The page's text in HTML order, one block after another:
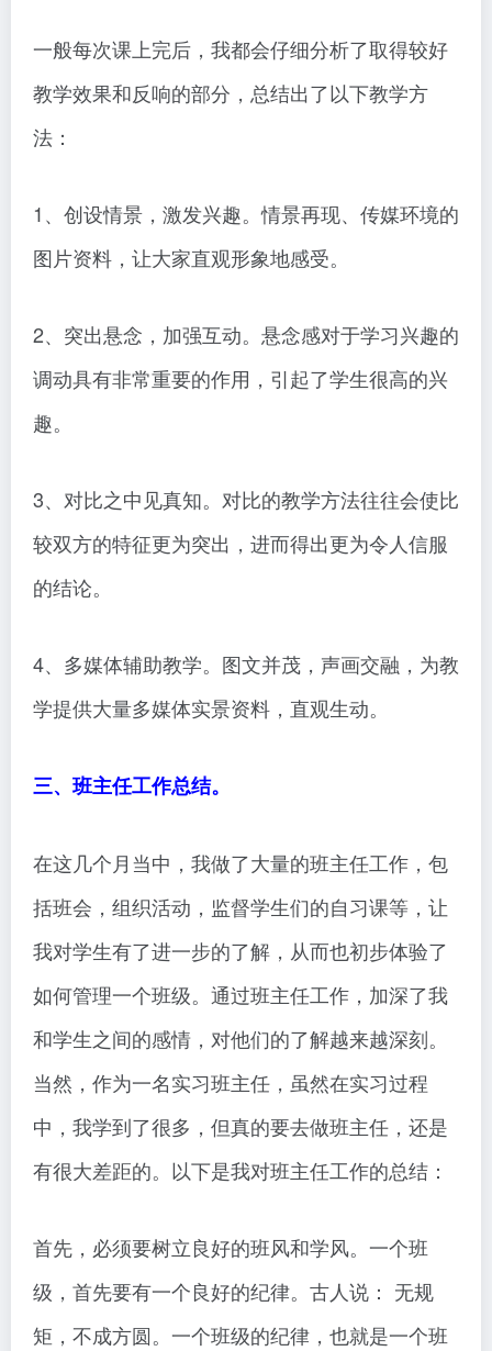
一般每次课上完后，我都会仔细分析了取得较好
教学效果和反响的部分，总结出了以下教学方
法：
1、创设情景，激发兴趣。情景再现、传媒环境的
图片资料，让大家直观形象地感受。
2、突出悬念，加强互动。悬念感对于学习兴趣的
调动具有非常重要的作用，引起了学生很高的兴
趣。
3、对比之中见真知。对比的教学方法往往会使比
较双方的特征更为突出，进而得出更为令人信服
的结论。
4、多媒体辅助教学。图文并茂，声画交融，为教
学提供大量多媒体实景资料，直观生动。
三、班主任工作总结。
在这几个月当中，我做了大量的班主任工作，包
括班会，组织活动，监督学生们的自习课等，让
我对学生有了进一步的了解，从而也初步体验了
如何管理一个班级。通过班主任工作，加深了我
和学生之间的感情，对他们的了解越来越深刻。
当然，作为一名实习班主任，虽然在实习过程
中，我学到了很多，但真的要去做班主任，还是
有很大差距的。以下是我对班主任工作的总结：
首先，必须要树立良好的班风和学风。一个班
级，首先要有一个良好的纪律。古人说： 无规
矩，不成方圆。一个班级的纪律，也就是一个班